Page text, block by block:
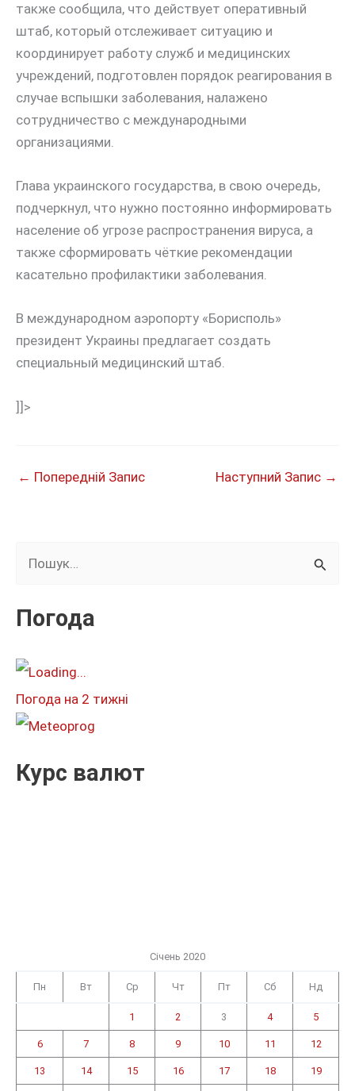
также сообщила, что действует оперативный
штаб, который отслеживает ситуацию и
координирует работу служб и медицинских
учреждений, подготовлен порядок реагирования в
случае вспышки заболевания, налажено
сотрудничество с международными
организациями.
Глава украинского государства, в свою очередь,
подчеркнул, что нужно постоянно информировать
население об угрозе распространения вируса, а
также сформировать чёткие рекомендации
касательно профилактики заболевания.
В международном аэропорту «Борисполь»
президент Украины предлагает создать
специальный медицинский штаб.
]]>
← Попередній Запис Наступний Запис →
к
т
:
Погода
Погода на 2 тижні
Курс валют
Січень 2020
Пн Вт Ср Чт Пт Сб Нд
1 2 3 4 5
6 7 8 9 10 11 12
13 14 15 16 17 18 19